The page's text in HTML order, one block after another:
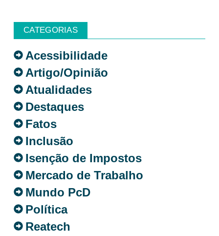
CATEGORIAS
Acessibilidade
Artigo/Opinião
Atualidades
Destaques
Fatos
Inclusão
Isenção de Impostos
Mercado de Trabalho
Mundo PcD
Política
Reatech